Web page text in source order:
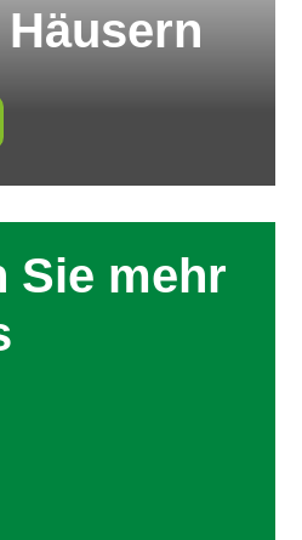
Sie mehr